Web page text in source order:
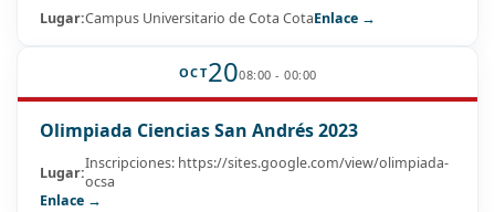
Lugar:Campus Universitario de Cota CotaEnlace →
OCT2008:00 - 00:00
Olimpiada Ciencias San Andrés 2023
Lugar:Inscripciones: https://sites.google.com/view/olimpiada-
ocsa
Enlace →